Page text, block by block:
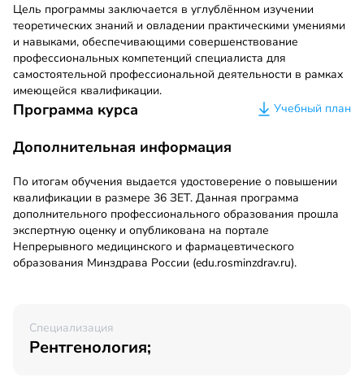
Цель программы заключается в углублённом изучении
теоретических знаний и овладении практическими умениями
и навыками, обеспечивающими совершенствование
профессиональных компетенций специалиста для
самостоятельной профессиональной деятельности в рамках
имеющейся квалификации.
Программа курса Учебный план
Дополнительная информация
По итогам обучения выдается удостоверение о повышении
квалификации в размере 36 ЗЕТ. Данная программа
дополнительного профессионального образования прошла
экспертную оценку и опубликована на портале
Непрерывного медицинского и фармацевтического
образования Минздрава России (edu.rosminzdrav.ru).
Специализация
Рентгенология;